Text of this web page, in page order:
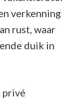
verkenning
rust, waar
duik in
privé